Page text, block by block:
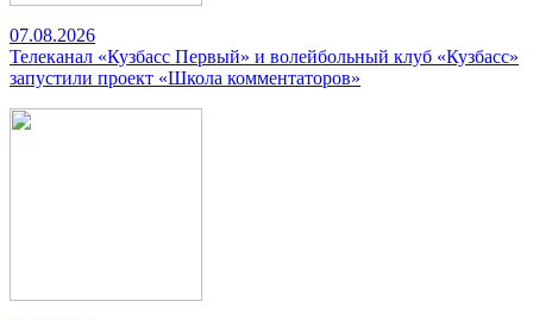
07.08.2026
Телеканал «Кузбасс Первый» и волейбольный клуб «Кузбасс»
запустили проект «Школа комментаторов»